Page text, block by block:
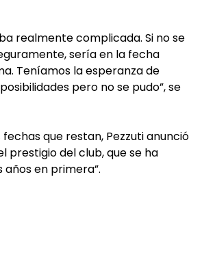
realmente complicada. Si no se
sería en la fecha
Teníamos la esperanza de
pero no se pudo”, se
que restan, Pezzuti anunció
prestigio del club, que se ha
en primera”.